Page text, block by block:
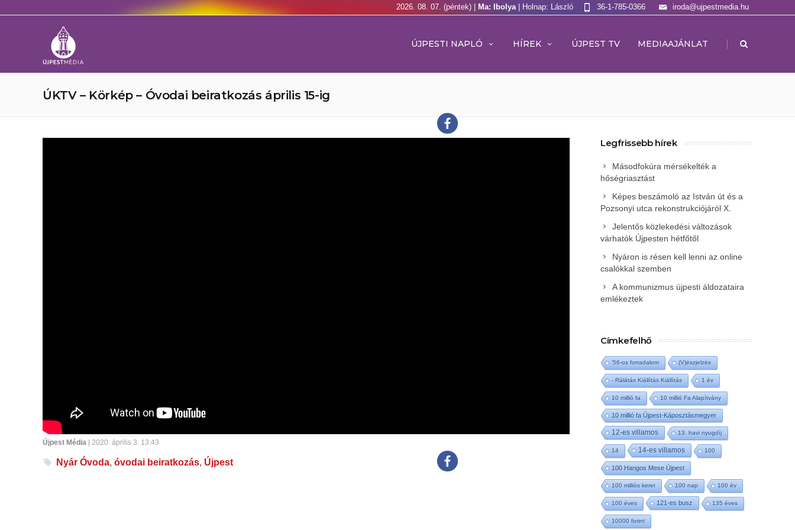
2026. 08. 07. (péntek) | Ma: Ibolya | Holnap: László iroda@ujpestmedia.hu
36-1-785-0366
ÚJPESTI NAPLÓ HÍREK ÚJPEST TV MEDIAAJÁNLAT |
ÚKTV – Körkép – Óvodai beiratkozás április 15-ig
Újpest Média | 2020. április 3. 13:43
Nyár Óvoda, óvodai beiratkozás, Újpest
Legfrissebb hírek
Másodfokúra mérsékelték a
hőségriasztást
Képes beszámoló az István út és a
Pozsonyi utca rekonstrukciójáról X.
Jelentős közlekedési változások
várhatók Újpesten hétfőtől
Nyáron is résen kell lenni az online
csalókkal szemben
A kommunizmus újpesti áldozataira
emlékeztek
Címkefelhő
'56-os forradalom (V)észjelzés
- Rálátás Kiállítás Kiállítás 1 év
10 millió fa 10 millió Fa Alapítvány
10 millió fa Újpest-Káposztásmegyer
12-es villamos 13. havi nyugdíj
14 14-es villamos 100
100 Hangos Mese Újpest
100 milliós keret 100 nap 100 év
100 éves 121-es busz 135 éves
10000 forint